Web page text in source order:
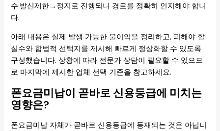
수·발신제한→정지로 진행되니 경로를 정확히 인지해야 합니
다.
아래 내용은 실제 발생 가능한 불이익을 정리하고, 피해야 할
실수와 합법적 선택지를 제시해 빠르게 정상화할 수 있도록
구성했습니다. 상황에 따라 전문가 상담이 필요할 수 있으므
로 마지막에 제시한 업체 선택 기준을 참고하세요.
폰요금미납이 곧바로 신용등급에 미치는
영향은?
폰요금미납 자체가 곧바로 신용등급에 등재되는 것은 아닙니